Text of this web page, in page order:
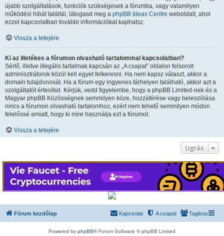
újabb szolgáltatások, funkciók szükségesek a fórumba, vagy valamilyen
működési hibát találtál, látogasd meg a phpBB Ideas Centre weboldalt, ahol
ezzel kapcsolatban további információkat kaphatsz.
Vissza a tetejére
Ki az illetékes a fórumon olvasható tartalommal kapcsolatban?
Sértő, illetve illegális tartalmak kapcsán az „A csapat” oldalon felsorolt
adminisztrátorok közül kell egyet felkeresni. Ha nem kapsz választ, akkor a
domain tulajdonosát. Ha a fórum egy ingyenes tárhelyen található, akkor azt a
szolgáltatót értesítsd. Kérjük, vedd figyelembe, hogy a phpBB Limited-nek és a
Magyar phpBB Közösségnek semmilyen köze, hozzáférése vagy beleszólása
nincs a fórumon olvasható tartalomhoz, ezért nem tehető semmilyen módon
felelőssé amiatt, hogy ki mire használja ezt a fórumot.
Vissza a tetejére
Ugrás
Fórum kezdőlap Taglista
A csapat
Kapcsolat
Powered by phpBB® Forum Software © phpBB Limited